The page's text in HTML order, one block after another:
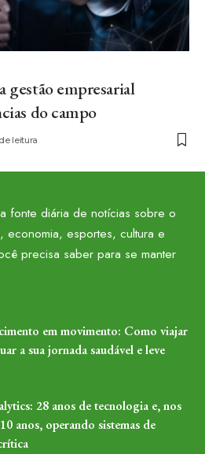
gestão empresarial
do campo
leitura
fonte diária de notícias sobre o
economia, esportes, cultura e
precisa saber para se manter
em movimento: Como viajar
a sua jornada saudável e leve
28 anos de tecnologia e, nos
anos, operando sistemas de